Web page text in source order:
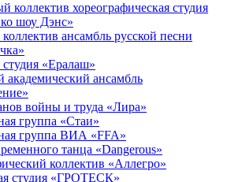
коллектив хореографическая студия
шоу Дэнс»
ансамбль русской песни
«Ералаш»
академический ансамбль
войны и труда «Лира»
группа «Стаи»
группа ВИА «FFA»
танца «Dangerous»
коллектив «Аллегро»
студия «ГРОТЕСК»